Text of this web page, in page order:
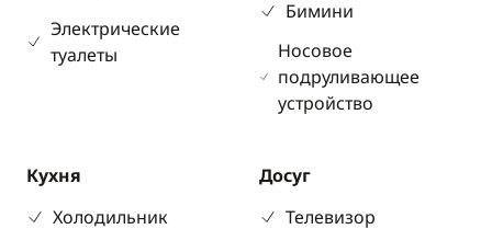
Электрические
туалеты
Бимини
Носовое
подруливающее
устройство
Кухня
Холодильник
Досуг
Телевизор